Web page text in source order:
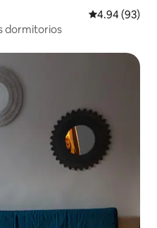
Calificación
4.94 (93)
dormitorios